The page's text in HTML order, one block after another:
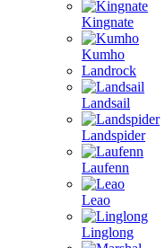
Kingnate
Kumho
Landrock
Landsail
Landspider
Laufenn
Leao
Linglong